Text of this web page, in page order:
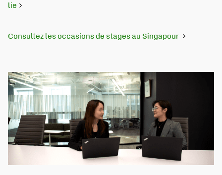
lie
Consultez les occasions de stages au Singapour
S'ouvre dans un nouvel onglet